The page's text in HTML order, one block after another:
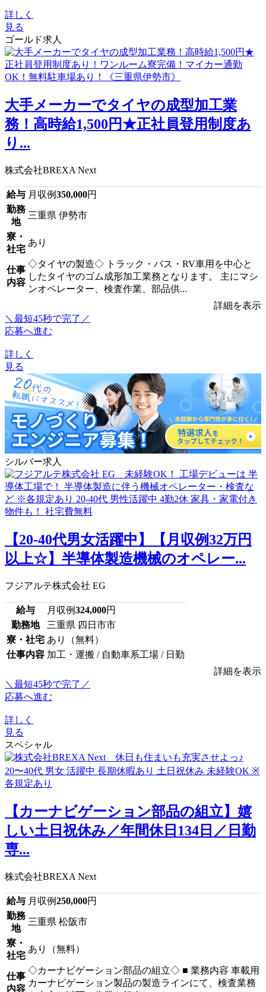
詳しく
見る
ゴールド求人
大手メーカーでタイヤの成型加工業
務！高時給1,500円★正社員登用制度あ
り...
株式会社BREXA Next
給与 月収例350,000円
勤務
地
三重県 伊勢市
寮・
社宅
あり
仕事
内容
◇タイヤの製造◇ トラック・バス・RV車用を中心と
したタイヤのゴム成形加工業務となります。 主にマシ
ンオペレーター、検査作業、部品供...
詳細を表示
＼最短45秒で完了／
応募へ進む
詳しく
見る
シルバー求人
【20-40代男女活躍中】【月収例32万円
以上☆】半導体製造機械のオペレー...
フジアルテ株式会社 EG
給与 月収例324,000円
勤務地
三重県 四日市市
寮・社宅 あり（無料）
仕事内容 加工・運搬 / 自動車系工場 / 日勤
詳細を表示
＼最短45秒で完了／
応募へ進む
詳しく
見る
スペシャル
【カーナビゲーション部品の組立】嬉
しい土日祝休み／年間休日134日／日勤
専...
株式会社BREXA Next
給与 月収例250,000円
勤務
地
三重県 松阪市
寮・
社宅
あり（無料）
仕事
内容
◇カーナビゲーション部品の組立◇ ■ 業務内容 車載用
カーナビゲーション製品の製造ラインにて、検査業務